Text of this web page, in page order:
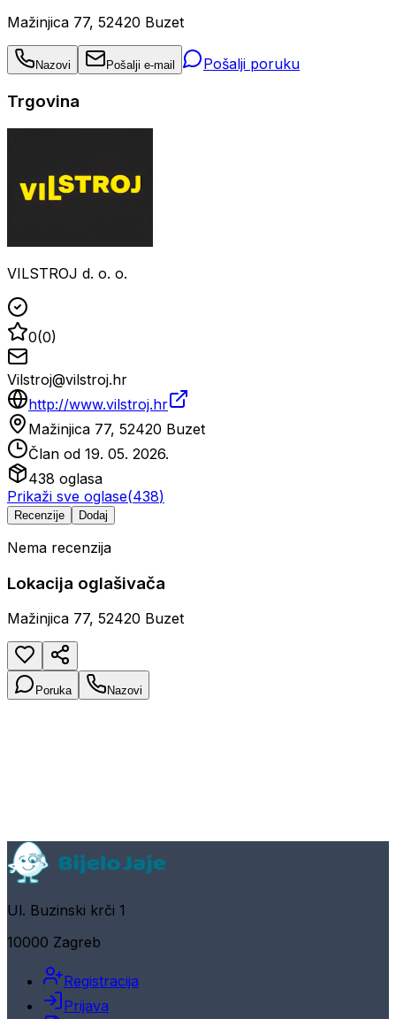
Mažinjica 77, 52420 Buzet
Nazovi Pošalji e-mail Pošalji poruku
Trgovina
VILSTROJ d. o. o.
0(0)
Vilstroj@vilstroj.hr
http://www.vilstroj.hr
Mažinjica 77, 52420 Buzet
Član od 19. 05. 2026.
438 oglasa
Prikaži sve oglase(438)
Recenzije Dodaj
Nema recenzija
Lokacija oglašivača
Mažinjica 77, 52420 Buzet
Poruka Nazovi
Ul. Buzinski krči 1
10000 Zagreb
Registracija
Prijava